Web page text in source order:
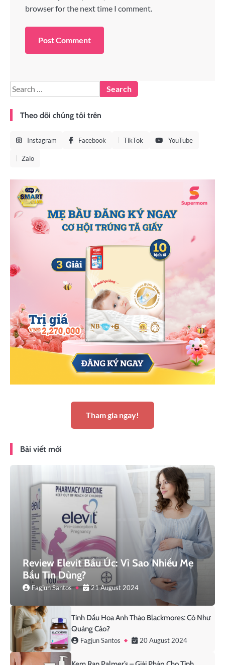
browser for the next time I comment.
Theo dõi chúng tôi trên
Instagram Facebook TikTok YouTube
Zalo
Tham gia ngay!
Bài viết mới
Review Elevit Bầu Úc: Vì Sao Nhiều Mẹ
Bầu Tin Dùng?
Fagjun Santos 21 August 2024
Tinh Dầu Hoa Anh Thảo Blackmores: Có Như
Quảng Cáo?
Fagjun Santos 20 August 2024